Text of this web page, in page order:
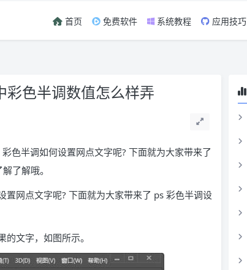
首页 免费软件 系统教程 应用技巧
色半调数值怎么样弄
色半调如何设置网点文字呢? 下面就为大家带来了
了解哦。
网点文字呢? 下面就为大家带来了 ps 彩色半调设
文字，如图所示。